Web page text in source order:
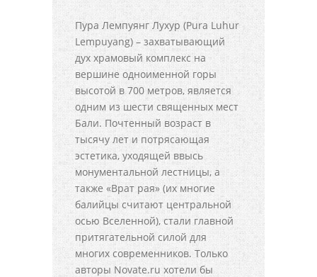
Пура Лемпуянг Лухур (Pura Luhur
Lempuyang) – захватывающий
дух храмовый комплекс на
вершине одноименной горы
высотой в 700 метров, является
одним из шести священных мест
Бали. Почтенный возраст в
тысячу лет и потрясающая
эстетика, уходящей ввысь
монументальной лестницы, а
также «Врат рая» (их многие
балийцы считают центральной
осью Вселенной), стали главной
притягательной силой для
многих современников. Только
авторы Novate.ru хотели бы